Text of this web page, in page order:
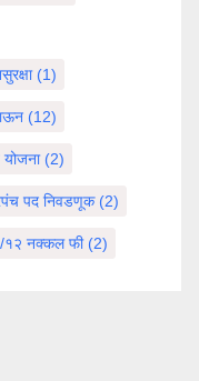
(1)
(12)
(2)
पद निवडणूक(2)
१२ नक्कल फी(2)